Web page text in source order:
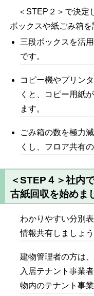
＜STEP２＞で決定
ボックスや紙ごみ箱を
三段ボックスを活
です。
コピー機やプリン
くと、コピー用紙
ます。
ごみ箱の数を極力
くし、フロア共有
＜STEP４＞社内
古紙回収を始めま
わかりやすい分別
情報共有しましょう
建物管理者の方は
入居テナント事業
物内のテナント事